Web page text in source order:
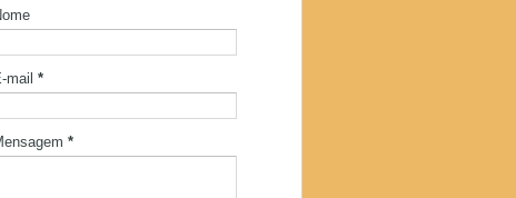
mail *
*